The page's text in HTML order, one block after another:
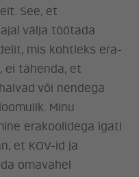
See, et
välja töötada
mis kohtleks era-
ei tähenda, et
või nendega
Minu
erakoolidega igati
et KOV-id ja
omavahel